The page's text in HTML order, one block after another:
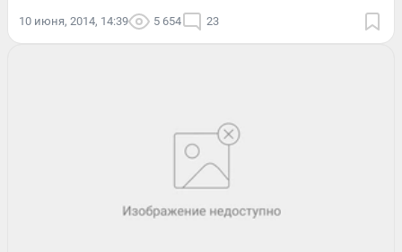
10 июня, 2014, 14:39 5 654 23